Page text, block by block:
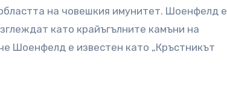
на човешкия имунитет. Шоенфелд е
като крайъгълните камъни на
Шоенфелд е известен като „Кръстникът